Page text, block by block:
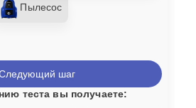
Пылесос
шаг
теста вы получаете: